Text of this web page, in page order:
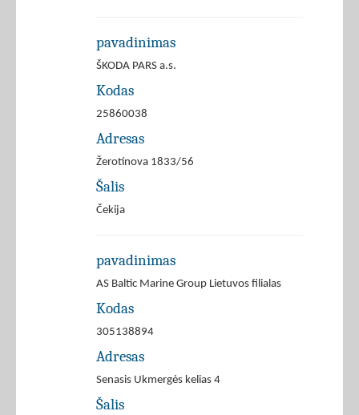
pavadinimas
ŠKODA PARS a.s.
Kodas
25860038
Adresas
Žerotínova 1833/56
Šalis
Čekija
pavadinimas
AS Baltic Marine Group Lietuvos filialas
Kodas
305138894
Adresas
Senasis Ukmergės kelias 4
Šalis